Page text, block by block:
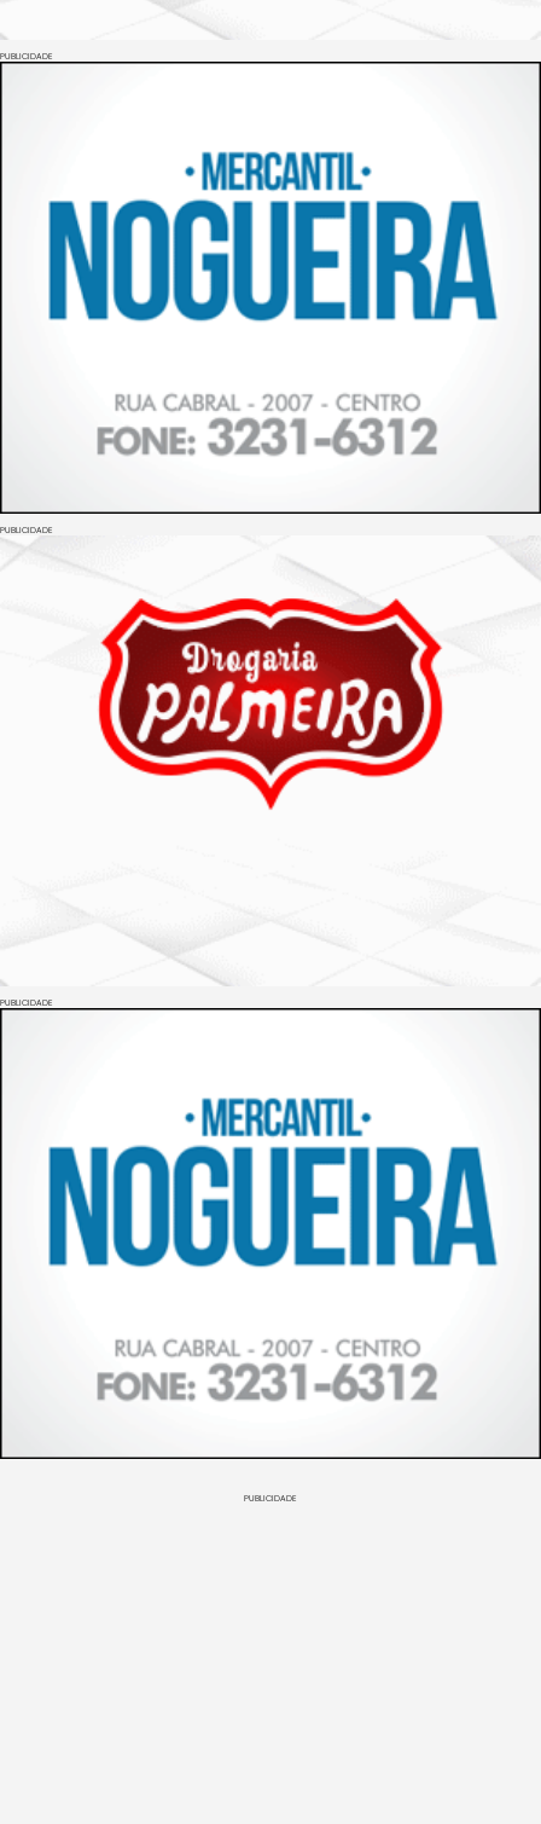
PUBLICIDADE
PUBLICIDADE
PUBLICIDADE
PUBLICIDADE